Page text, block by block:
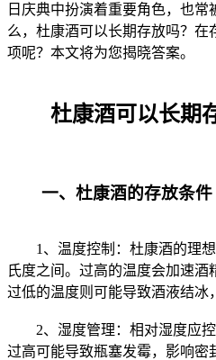
日庆典中扮演着重要角色，也
么，杜康酒可以长期存放吗？
项呢？本文将为您揭晓答案。
杜康酒可以长期存
一、杜康酒的存放条件
1、温度控制：杜康酒的理想
氏度之间。过高的温度会加速
过低的温度则可能导致酒液结冰
2、湿度管理：相对湿度应控
过高可能导致瓶塞发霉，影响密